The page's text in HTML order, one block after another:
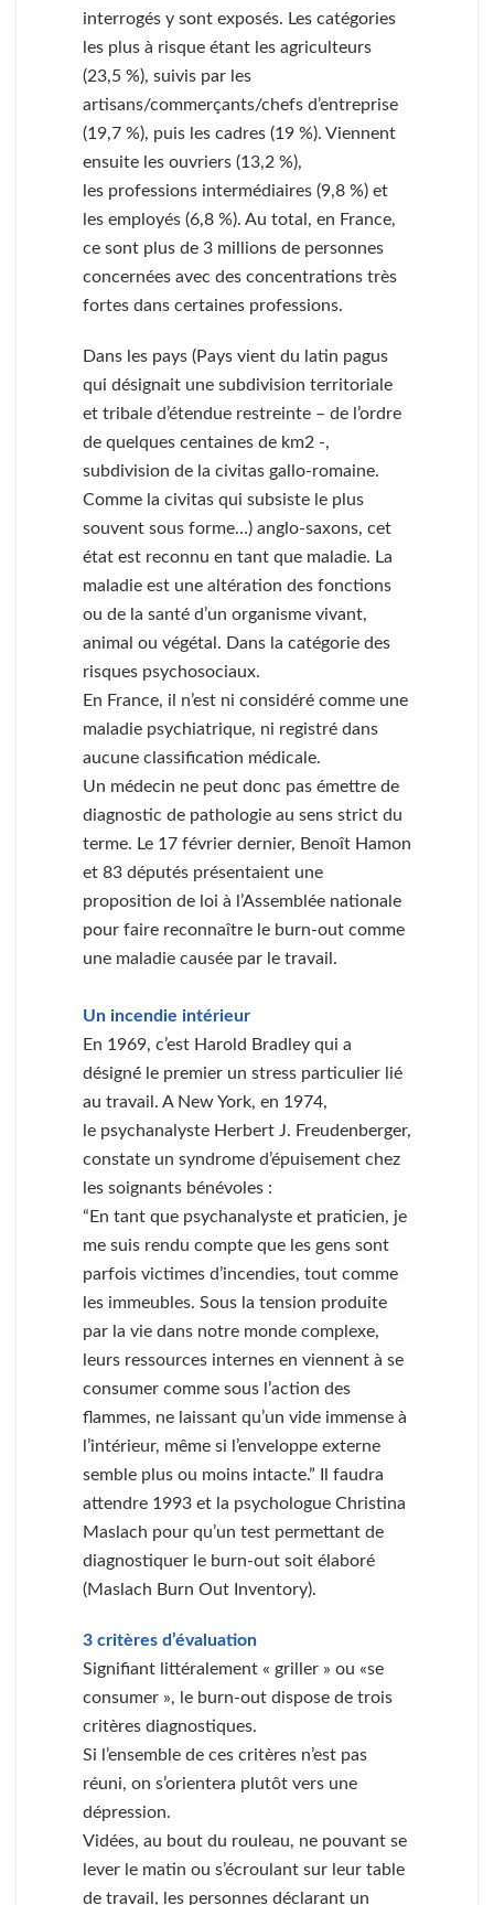
interrogés y sont exposés. Les catégories
les plus à risque étant les agriculteurs
(23,5 %), suivis par les
artisans/commerçants/chefs d’entreprise
(19,7 %), puis les cadres (19 %). Viennent
ensuite les ouvriers (13,2 %),
les professions intermédiaires (9,8 %) et
les employés (6,8 %). Au total, en France,
ce sont plus de 3 millions de personnes
concernées avec des concentrations très
fortes dans certaines professions.
Dans les pays (Pays vient du latin pagus
qui désignait une subdivision territoriale
et tribale d’étendue restreinte – de l’ordre
de quelques centaines de km2 -,
subdivision de la civitas gallo-romaine.
Comme la civitas qui subsiste le plus
souvent sous forme…) anglo-saxons, cet
état est reconnu en tant que maladie. La
maladie est une altération des fonctions
ou de la santé d’un organisme vivant,
animal ou végétal. Dans la catégorie des
risques psychosociaux.
En France, il n’est ni considéré comme une
maladie psychiatrique, ni registré dans
aucune classification médicale.
Un médecin ne peut donc pas émettre de
diagnostic de pathologie au sens strict du
terme. Le 17 février dernier, Benoît Hamon
et 83 députés présentaient une
proposition de loi à l’Assemblée nationale
pour faire reconnaître le burn-out comme
une maladie causée par le travail.
Un incendie intérieur
En 1969, c’est Harold Bradley qui a
désigné́ le premier un stress particulier lié
au travail. A New York, en 1974,
le psychanalyste Herbert J. Freudenberger,
constate un syndrome d’épuisement chez
les soignants bénévoles :
“En tant que psychanalyste et praticien, je
me suis rendu compte que les gens sont
parfois victimes d’incendies, tout comme
les immeubles. Sous la tension produite
par la vie dans notre monde complexe,
leurs ressources internes en viennent à se
consumer comme sous l’action des
flammes, ne laissant qu’un vide immense à
l’intérieur, même si l’enveloppe externe
semble plus ou moins intacte.” Il faudra
attendre 1993 et la psychologue Christina
Maslach pour qu’un test permettant de
diagnostiquer le burn-out soit élaboré
(Maslach Burn Out Inventory).
3 critères d’évaluation
Signifiant littéralement « griller » ou «se
consumer », le burn-out dispose de trois
critères diagnostiques.
Si l’ensemble de ces critères n’est pas
réuni, on s’orientera plutôt vers une
dépression.
Vidées, au bout du rouleau, ne pouvant se
lever le matin ou s’écroulant sur leur table
de travail, les personnes déclarant un